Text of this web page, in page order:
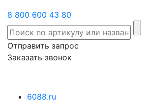
8 800 600 43 80
Отправить запрос
Заказать звонок
6088.ru